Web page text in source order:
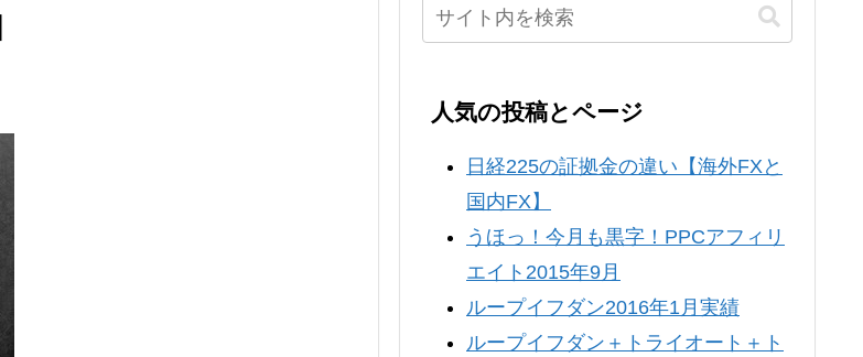
人気の投稿とページ
日経225の証拠金の違い【海外FXと
国内FX】
うほっ！今月も黒字！PPCアフィリ
エイト2015年9月
ループイフダン2016年1月実績
ループイフダン＋トライオート＋ト